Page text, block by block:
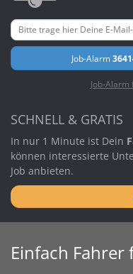
Job-Alarm
Job-
SCHNELL & GRATIS
In nur 1 Minute ist Dein
können interessierte
Job anbieten.
Einfach Fahrer